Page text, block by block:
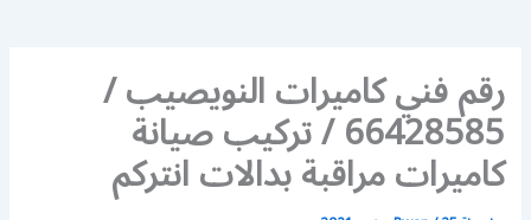
رقم فني كاميرات النويصيب /
66428585 / تركيب صيانة
كاميرات مراقبة بدالات انتركم